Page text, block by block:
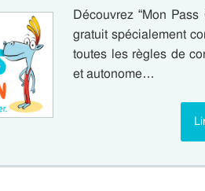
Découvrez “Mon
gratuit spécialement
toutes les règles de
et autonome…